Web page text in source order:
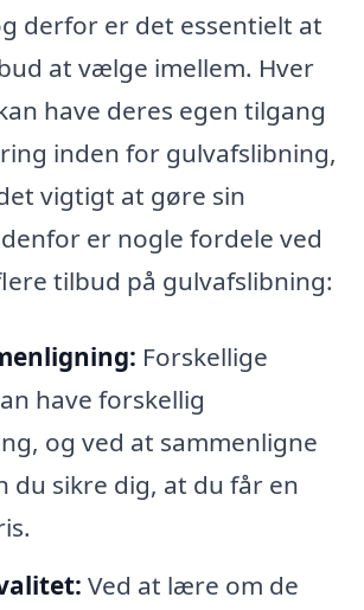
derfor er det essentielt at
at vælge imellem. Hver
have deres egen tilgang
inden for gulvafslibning,
vigtigt at gøre sin
er nogle fordele ved
tilbud på gulvafslibning:
Forskellige
have forskellig
og ved at sammenligne
du sikre dig, at du får en
Ved at lære om de